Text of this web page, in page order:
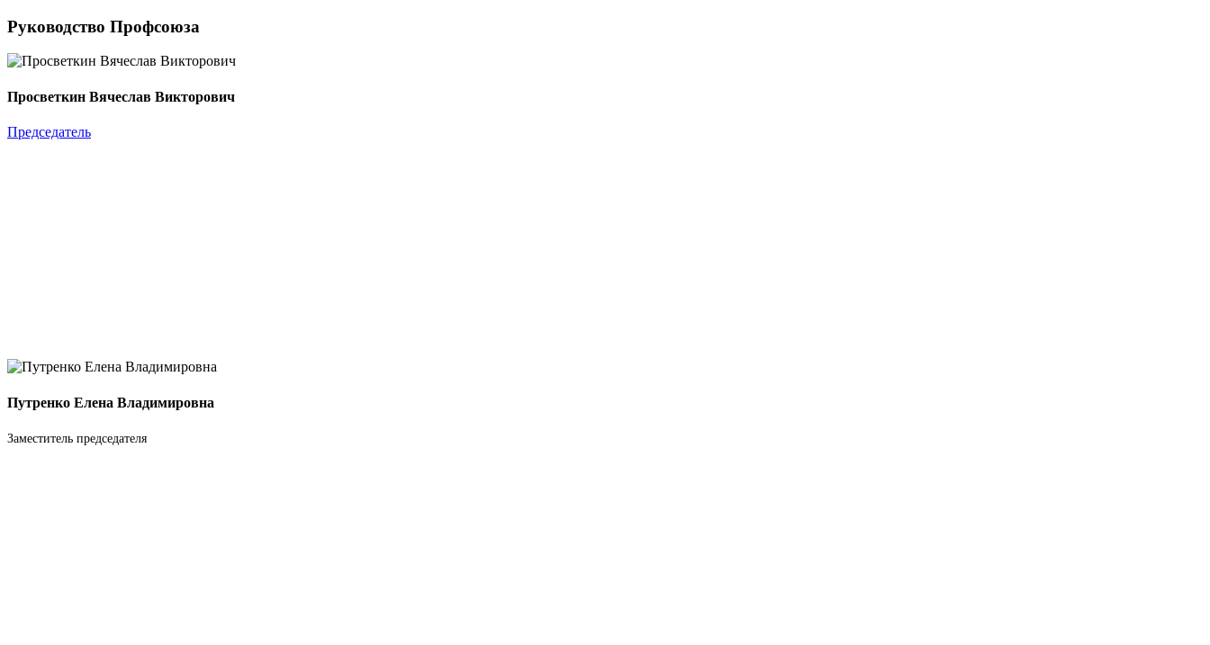
Руководство Профсоюза
Просветкин Вячеслав Викторович
Председатель
Путренко Елена Владимировна
Заместитель председателя